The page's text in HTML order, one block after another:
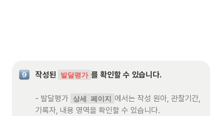
작성된 발달평가 를 확인할 수 있습니다.
- 발달평가 상세 페이지 에서는 작성 원아, 관찰기간,
기록자, 내용 영역을 확인할 수 있습니다.